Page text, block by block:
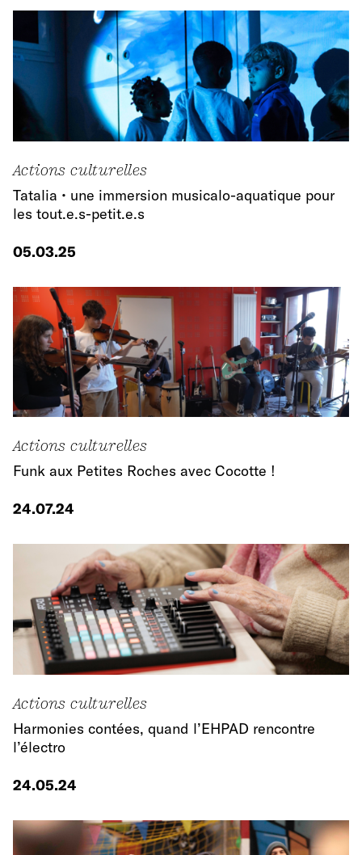
Actions culturelles
Tatalia • une immersion musicalo-aquatique pour
les tout.e.s-petit.e.s
05.03.25
Actions culturelles
Funk aux Petites Roches avec Cocotte !
24.07.24
Actions culturelles
Harmonies contées, quand l’EHPAD rencontre
l’électro
24.05.24